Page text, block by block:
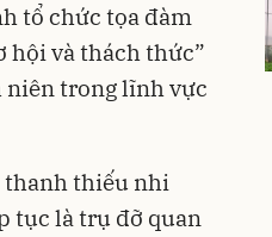
tổ chức tọa đàm
hội và thách thức”
niên trong lĩnh vực
thanh thiếu nhi
tục là trụ đỡ quan